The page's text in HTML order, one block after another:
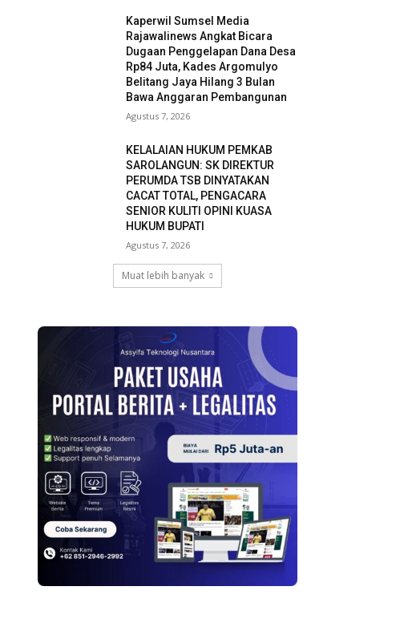
Kaperwil Sumsel Media
Rajawalinews Angkat Bicara
Dugaan Penggelapan Dana Desa
Rp84 Juta, Kades Argomulyo
Belitang Jaya Hilang 3 Bulan
Bawa Anggaran Pembangunan
Agustus 7, 2026
KELALAIAN HUKUM PEMKAB
SAROLANGUN: SK DIREKTUR
PERUMDA TSB DINYATAKAN
CACAT TOTAL, PENGACARA
SENIOR KULITI OPINI KUASA
HUKUM BUPATI
Agustus 7, 2026
Muat lebih banyak